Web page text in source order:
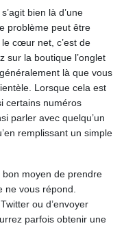
bien là d’une
problème peut être
cœur net, c’est de
sur la boutique l’onglet
là que vous
Lorsque cela est
certains numéros
parler avec quelqu’un
remplissant un simple
moyen de prendre
vous répond.
ou d’envoyer
parfois obtenir une